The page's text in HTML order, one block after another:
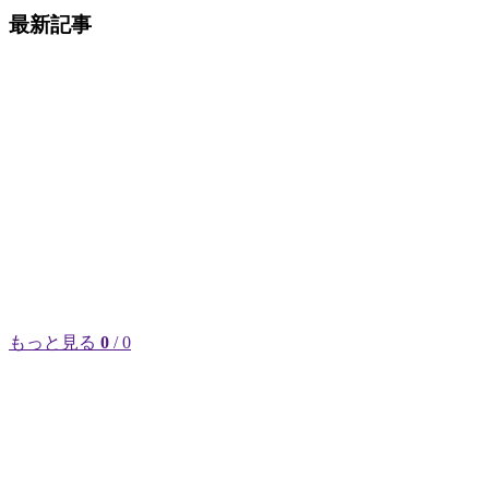
最新記事
もっと見る 0 / 0